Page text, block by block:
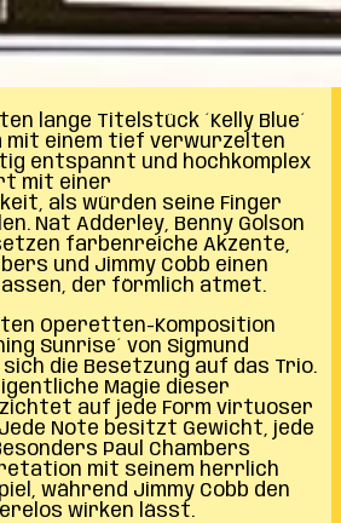
lange Titelstück ´Kelly Blue´
mit einem tief verwurzelten
entspannt und hochkomplex
mit einer
als würden seine Finger
Nat Adderley, Benny Golson
farbenreiche Akzente,
und Jimmy Cobb einen
der förmlich atmet.
Operetten-Komposition
Sunrise´ von Sigmund
die Besetzung auf das Trio.
Magie dieser
auf jede Form virtuoser
Note besitzt Gewicht, jede
Paul Chambers
mit seinem herrlich
während Jimmy Cobb den
wirken lässt.